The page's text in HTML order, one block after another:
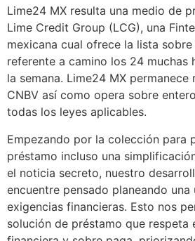
Lime24 MX resulta una medio de
Lime Credit Group (LCG), una
mexicana cual ofrece la lista
referente a camino los 24 muchas
la semana. Lime24 MX
CNBV así­ como opera sobre
todas los leyes aplicables.
Empezando por la colección para
préstamo incluso una
el noticia secreto, nuestro
encuentre pensado planeando
exigencias financieras. Esto nos
solución de préstamo que respeta